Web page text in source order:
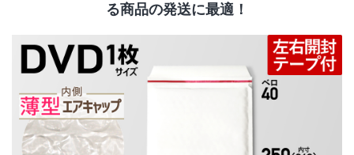
る商品の発送に最適！